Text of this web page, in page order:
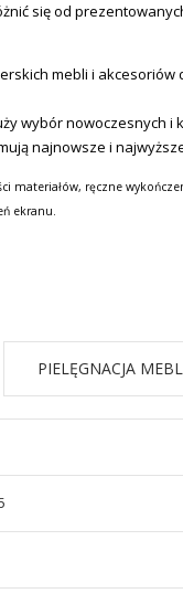
się od
mebli i
wybór nowoczesnych
najnowsze i
materiałów, ręczne
ekranu.
PIELĘGNACJA